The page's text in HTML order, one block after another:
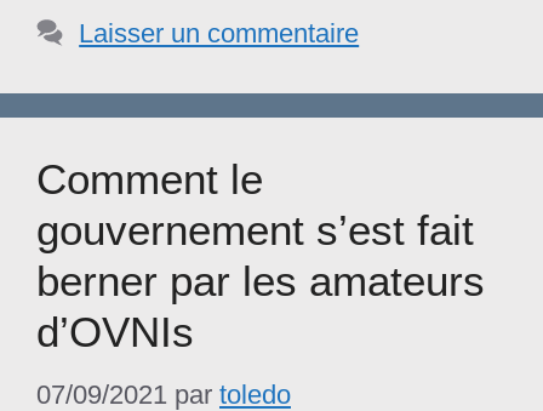
Laisser un commentaire
Comment le
gouvernement s’est fait
berner par les amateurs
d’OVNIs
07/09/2021 par toledo